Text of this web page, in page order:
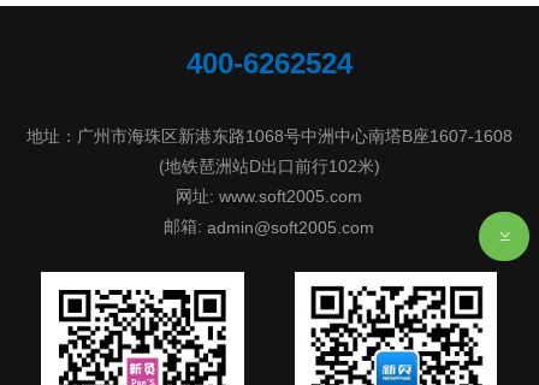
400-6262524
地址：广州市海珠区新港东路1068号中洲中心南塔B座1607-1608
(地铁琶洲站D出口前行102米)
网址: www.soft2005.com
邮箱:admin@soft2005.com